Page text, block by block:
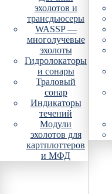
эхолотов и
трансдьюсеры
WASSP —
многолучевые
эхолоты
Гидролокаторы
и сонары
Траловый
сонар
Индикаторы
течений
Модули
эхолотов для
картплоттеров
и МФД